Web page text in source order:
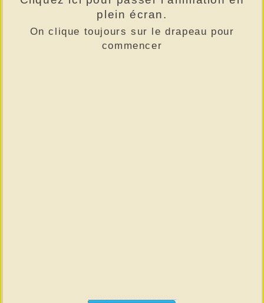
plein écran.
On clique toujours sur le drapeau pour
commencer